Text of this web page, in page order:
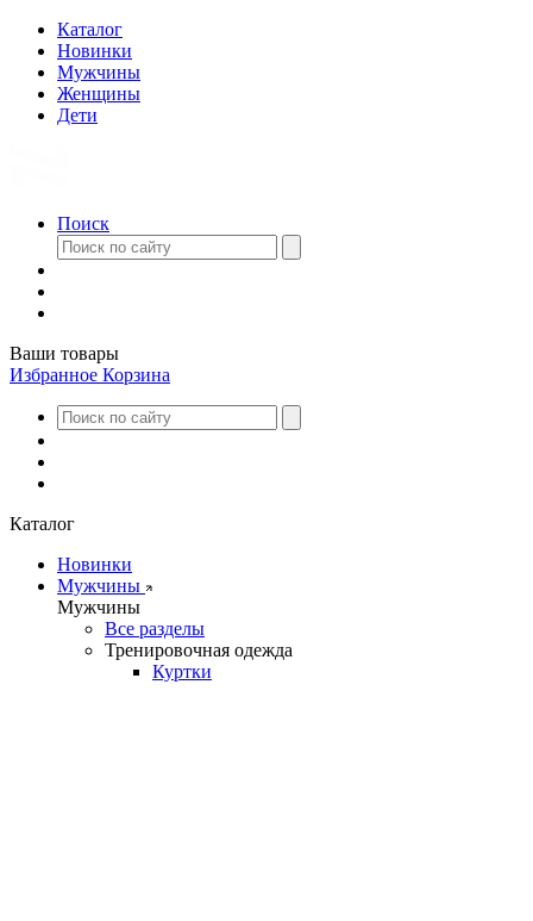
Каталог
Новинки
Мужчины
Женщины
Дети
Поиск
Ваши товары
Избранное Корзина
Каталог
Новинки
Мужчины
Мужчины
Все разделы
Тренировочная одежда
Куртки